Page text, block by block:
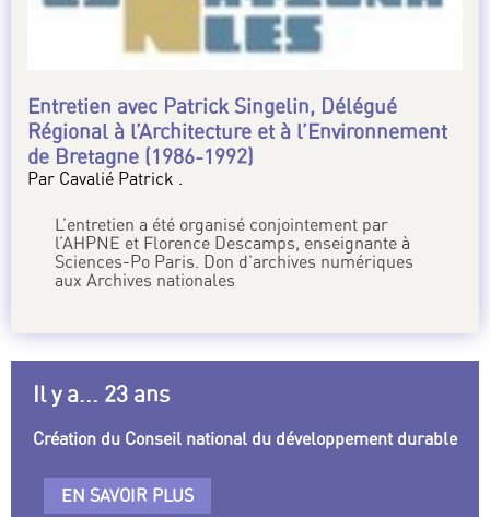
Entretien avec Patrick Singelin, Délégué
Régional à l’Architecture et à l’Environnement
de Bretagne (1986-1992)
Par Cavalié Patrick .
L’entretien a été organisé conjointement par
l’AHPNE et Florence Descamps, enseignante à
Sciences-Po Paris. Don d’archives numériques
aux Archives nationales
Il y a... 23 ans
Création du Conseil national du développement durable
EN SAVOIR PLUS